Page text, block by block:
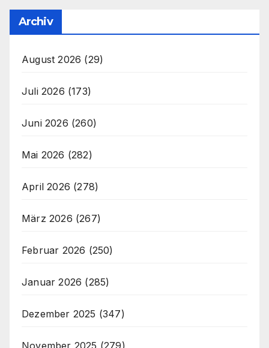
Archiv
August 2026 (29)
Juli 2026 (173)
Juni 2026 (260)
Mai 2026 (282)
April 2026 (278)
März 2026 (267)
Februar 2026 (250)
Januar 2026 (285)
Dezember 2025 (347)
November 2025 (279)